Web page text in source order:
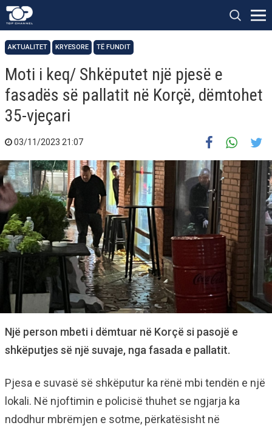
AKTUALITET KRYESORE TË FUNDIT
Moti i keq/ Shkëputet një pjesë e
fasadës së pallatit në Korçë, dëmtohet
35-vjeçari
03/11/2023 21:07
Një person mbeti i dëmtuar në Korçë si pasojë e
shkëputjes së një suvaje, nga fasada e pallatit.
Pjesa e suvasë së shkëputur ka rënë mbi tendën e një
lokali. Në njoftimin e policisë thuhet se ngjarja ka
ndodhur mbrëmjen e sotme, përkatësisht në